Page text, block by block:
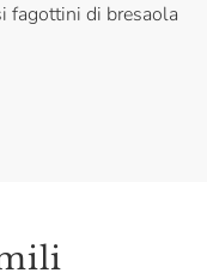
fagottini di bresaola